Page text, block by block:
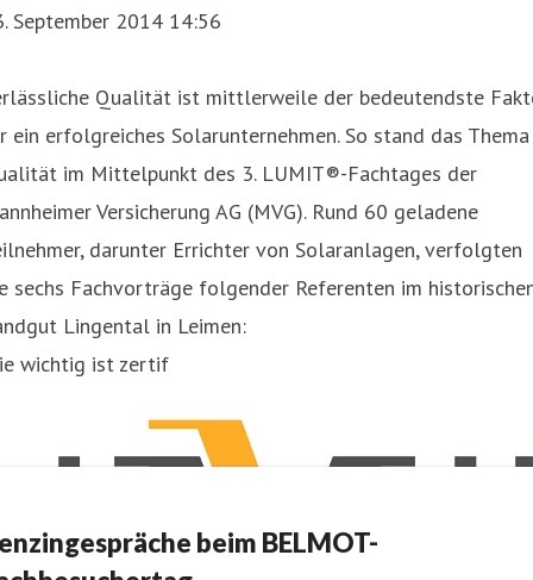
September 2014 14:56
Qualität ist mittlerweile der bedeutendste
ein erfolgreiches Solarunternehmen. So stand das Thema
im Mittelpunkt des 3. LUMIT®-Fachtages der
Versicherung AG (MVG). Rund 60 geladene
darunter Errichter von Solaranlagen, verfolgten
sechs Fachvorträge folgender Referenten im
Lingental in Leimen:
wichtig ist zertif
beim BELMOT-